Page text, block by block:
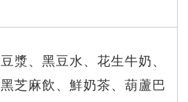
豆漿、黑豆水、花生牛奶、
黑芝麻飲、鮮奶茶、葫蘆巴